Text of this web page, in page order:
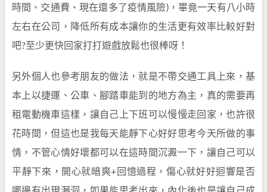
時間、交通費、現在還多了疫情風險)，畢竟一天有八小時
左右在公司，降低所有成本讓你的生活更有效率比較好對
吧?至少更快回家打打遊戲放鬆也很棒呀！
另外個人也參考朋友的做法，就是不帶交通工具上來，基
本上以捷運、公車、腳踏車能到的地方為主，真的需要再
租電動機車這樣，讓自己上下班可以慢慢走回家，也許很
花時間，但這也是我每天能靜下心好好思考今天所做的事
情，不管心情好壞都可以在這時間沉澱一下，讓自己可以
平靜下來，開心就暗爽+回憶過程，傷心就好好迴響是否